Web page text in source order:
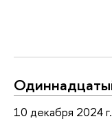
10 декабря 2024